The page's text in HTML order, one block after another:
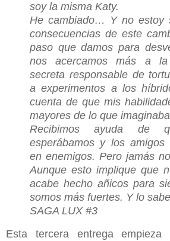
soy la misma Katy.
He cambiado… Y no estoy
consecuencias de este
paso que damos para
nos acercamos más a la
secreta responsable de
a experimentos a los
cuenta de que mis
mayores de lo que
Recibimos ayuda de
esperábamos y los amigos
en enemigos. Pero jamás
Aunque esto implique que
acabe hecho añicos para
somos más fuertes. Y lo
SAGA LUX #3
Esta tercera entrega